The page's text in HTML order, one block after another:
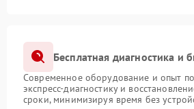
Бесплатная диагностика и
Современное оборудование и опыт
экспресс-диагностику и
сроки, минимизируя время без